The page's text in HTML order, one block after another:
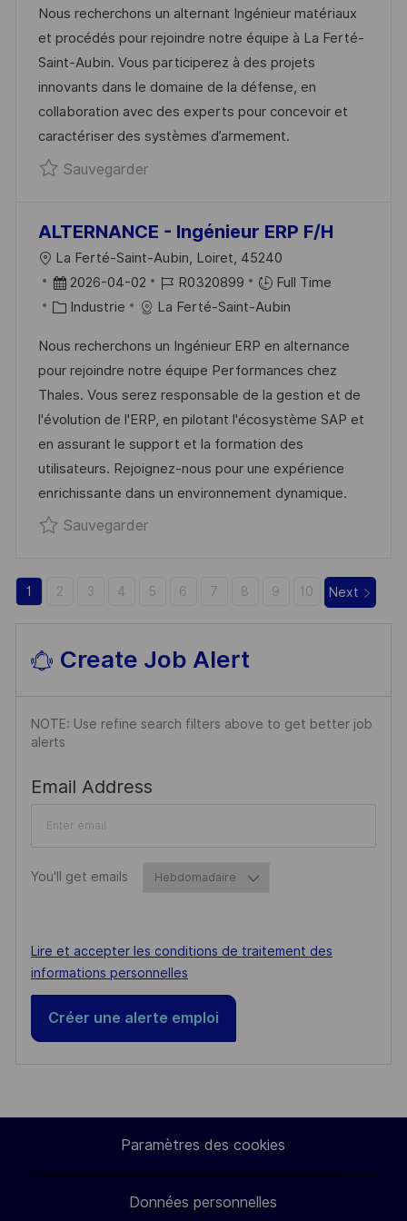
L
I
S
A
T
I
O
E
D
’
A
F
F
I
A
G
E
É
R
E
N
C
E
S
T
E
T
É
G
O
R
I
E
Nous recherchons un alternant Ingénieur matériaux
et procédés pour rejoindre notre équipe à La Ferté-
Saint-Aubin. Vous participerez à des projets
innovants dans le domaine de la défense, en
collaboration avec des experts pour concevoir et
caractériser des systèmes d’armement.
SauvegarderSauvegarder ALTERNANCE-
ALTERNANCE - Ingénieur ERP F/H
L
O
C
L
I
S
A
T
I
O
N
La Ferté-Saint-Aubin, Loiret, 45240
D
A
E
D
’
A
F
F
I
C
G
2026-04-02
R
É
É
R
E
N
C
E
D
R0320899
Full Time
C
T
É
G
O
R
I
E
Industrie La Ferté-Saint-Aubin
Nous recherchons un Ingénieur ERP en alternance
pour rejoindre notre équipe Performances chez
Thales. Vous serez responsable de la gestion et de
l'évolution de l'ERP, en pilotant l'écosystème SAP et
en assurant le support et la formation des
utilisateurs. Rejoignez-nous pour une expérience
enrichissante dans un environnement dynamique.
SauvegarderSauvegarder ALTERNANCE -
1 2 3 4 5 6 7 8 9 10 Next
Create Job Alert
NOTE: Use refine search filters above to get better job
alerts
Email AddressRequired
You'll get emailsRequired
Required
Lire et accepter les conditions de traitement des
informations personnelles
Créer une alerte emploi
Paramètres des cookies
Données personnelles